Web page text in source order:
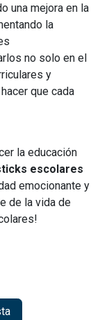
una mejora en la
la
no solo en el
y
que cada
la educación
escolares
emocionante y
de la vida de